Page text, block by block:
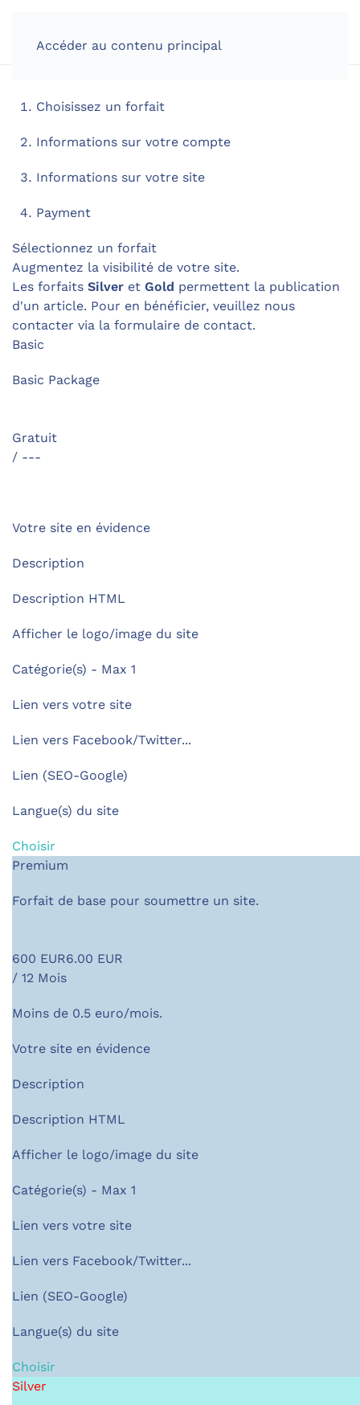
Accéder au contenu principal
Choisissez un forfait
Informations sur votre compte
Informations sur votre site
Payment
Sélectionnez un forfait
Augmentez la visibilité de votre site.
Les forfaits Silver et Gold permettent la publication
d'un article. Pour en bénéficier, veuillez nous
contacter via la formulaire de contact.
Basic
Basic Package
Gratuit
/ ---
Votre site en évidence
Description
Description HTML
Afficher le logo/image du site
Catégorie(s) - Max 1
Lien vers votre site
Lien vers Facebook/Twitter...
Lien (SEO-Google)
Langue(s) du site
Choisir
Premium
Forfait de base pour soumettre un site.
600 EUR6.00 EUR
/ 12 Mois
Moins de 0.5 euro/mois.
Votre site en évidence
Description
Description HTML
Afficher le logo/image du site
Catégorie(s) - Max 1
Lien vers votre site
Lien vers Facebook/Twitter...
Lien (SEO-Google)
Langue(s) du site
Choisir
Silver